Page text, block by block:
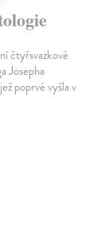
čtyřsvazkové
Josepha
poprvé vyšla v